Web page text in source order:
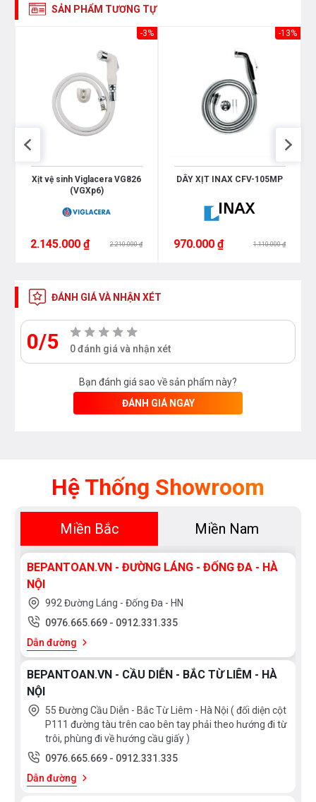
SẢN PHẨM TƯƠNG TỰ
-3%
Xịt vệ sinh Viglacera VG826
(VGXp6)
2.145.000 ₫ 2.210.000 ₫
-13%
DÂY XỊT INAX CFV-105MP
970.000 ₫ 1.110.000 ₫
ĐÁNH GIÁ VÀ NHẬN XÉT
0/5 0 đánh giá và nhận xét
Bạn đánh giá sao về sản phẩm này?
ĐÁNH GIÁ NGAY
Hệ Thống Showroom
Miền Bắc Miền Nam
BEPANTOAN.VN - ĐƯỜNG LÁNG - ĐỐNG ĐA - HÀ
NỘI
992 Đường Láng - Đống Đa - HN
0976.665.669 - 0912.331.335
Dẫn đường
BEPANTOAN.VN - CẦU DIỄN - BẮC TỪ LIÊM - HÀ
NỘI
55 Đường Cầu Diễn - Bắc Từ Liêm - Hà Nội ( đối diện cột
P111 đường tàu trên cao bên tay phải theo hướng đi từ
trôi, phùng đi về hướng cầu giấy )
0976.665.669 - 0912.331.335
Dẫn đường